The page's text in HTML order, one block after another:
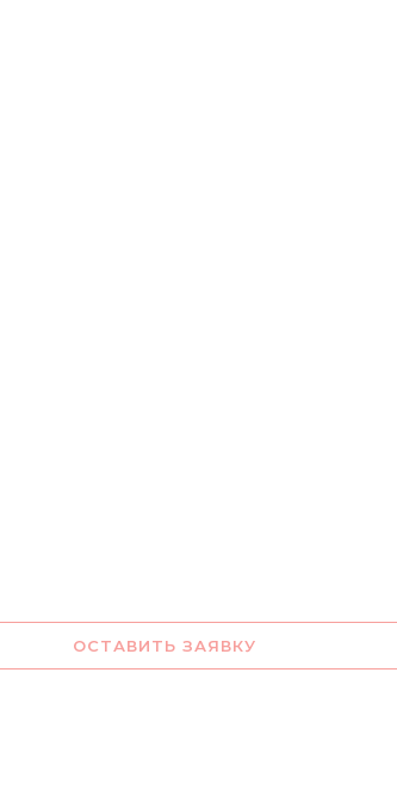
ОСТАВИТЬ ЗАЯВКУ